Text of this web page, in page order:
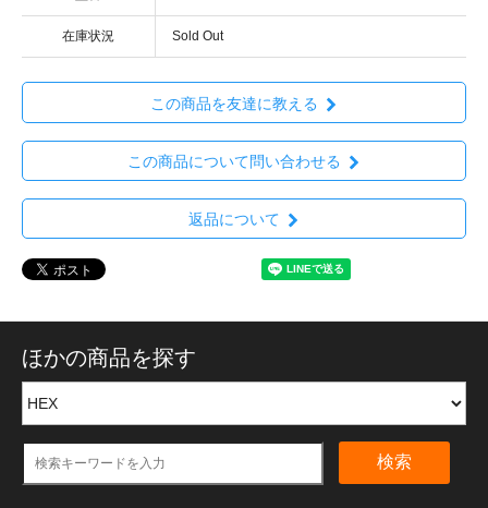
在庫状況 Sold Out
この商品を友達に教える
この商品について問い合わせる
返品について
ほかの商品を探す
検索